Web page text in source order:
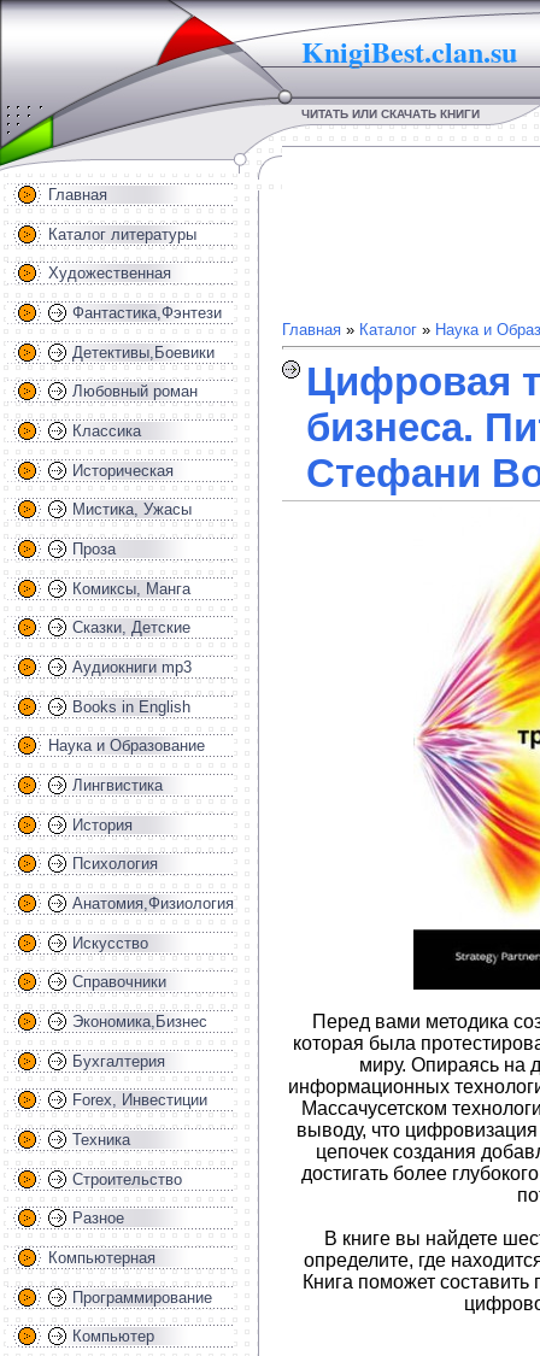
KnigiBest.clan.su
ЧИТАТЬ ИЛИ СКАЧАТЬ КНИГИ
Главная
Каталог литературы
Художественная
Фантастика,Фэнтези
Детективы,Боевики
Любовный роман
Классика
Историческая
Мистика, Ужасы
Проза
Комиксы, Манга
Сказки, Детские
Аудиокниги mp3
Books in English
Наука и Образование
Лингвистика
История
Психология
Анатомия,Физиология
Искусство
Справочники
Экономика,Бизнес
Бухгалтерия
Forex, Инвестиции
Техника
Строительство
Разное
Компьютерная
Программирование
Компьютер
Главная » Каталог » Наука и
Цифровая
бизнеса.
Стефани
Перед вами методика
которая была
миру. Опираясь на
информационных
Массачусетском
выводу, что
цепочек создания
достигать более
В книге вы найдете
определите, где
Книга поможет